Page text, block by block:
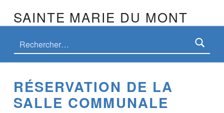
SAINTE MARIE DU MONT
RÉSERVATION DE LA
SALLE COMMUNALE